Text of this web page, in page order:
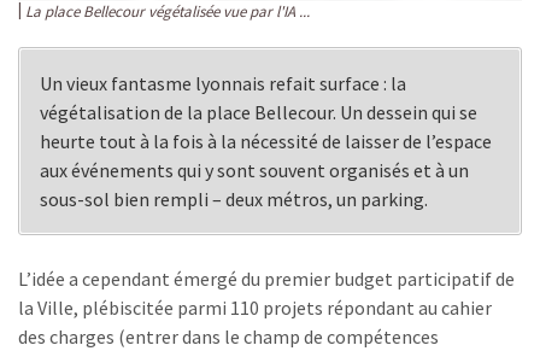
La place Bellecour végétalisée vue par l'IA ...
Un vieux fantasme lyonnais refait surface : la
végétalisation de la place Bellecour. Un dessein qui se
heurte tout à la fois à la nécessité de laisser de l’espace
aux événements qui y sont souvent organisés et à un
sous-sol bien rempli – deux métros, un parking.
L’idée a cependant émergé du premier budget participatif de
la Ville, plébiscitée parmi 110 projets répondant au cahier
des charges (entrer dans le champ de compétences